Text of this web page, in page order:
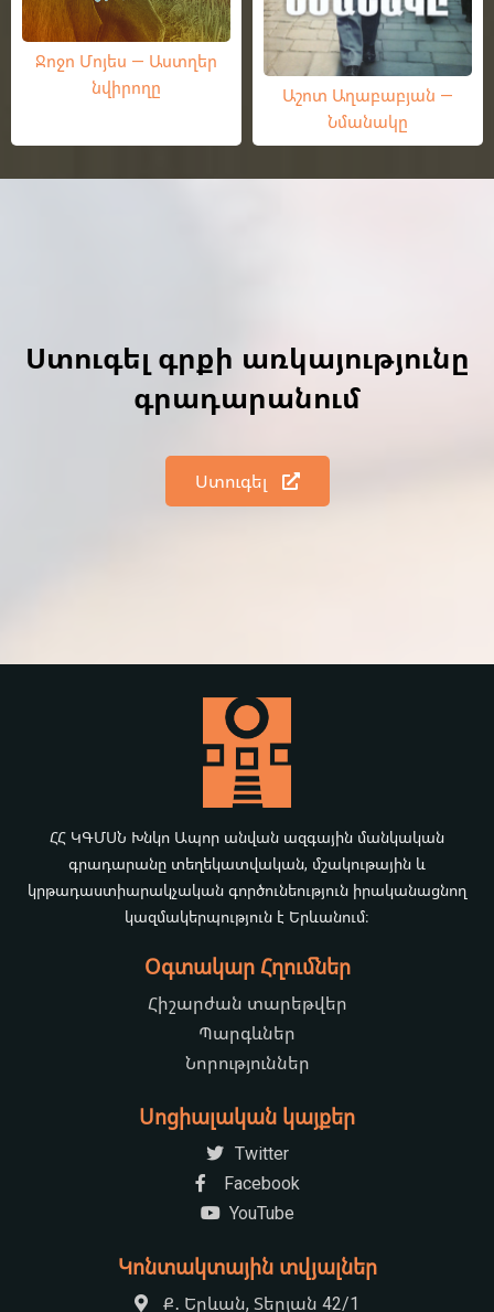
Ջոջո Մոյես — Աստղեր
նվիրողը
Աշոտ Աղաբաբյան —
Նմանակը
Ստուգել գրքի առկայությունը
գրադարանում
Ստուգել
ՀՀ ԿԳՄՍՆ Խնկո Ապոր անվան ազգային մանկական
գրադարանը տեղեկատվական, մշակութային և
կրթադաստիարակչական գործունեություն իրականացնող
կազմակերպություն է Երևանում։
Օգտակար Հղումներ
Հիշարժան տարեթվեր
Պարգևներ
Նորություններ
Սոցիալական կայքեր
Twitter
Facebook
YouTube
Կոնտակտային տվյալներ
Ք․ Երևան, Տերյան 42/1